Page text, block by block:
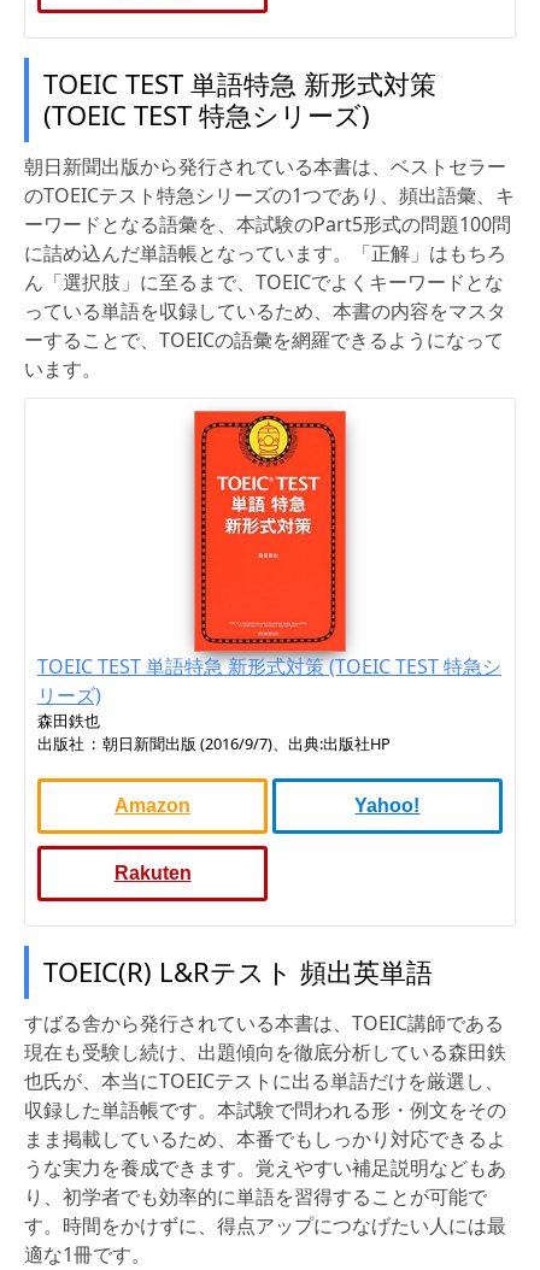
TOEIC TEST 単語特急 新形式対策
(TOEIC TEST 特急シリーズ)
朝日新聞出版から発行されている本書は、ベストセラー
のTOEICテスト特急シリーズの1つであり、頻出語彙、キ
ーワードとなる語彙を、本試験のPart5形式の問題100問
に詰め込んだ単語帳となっています。「正解」はもちろ
ん「選択肢」に至るまで、TOEICでよくキーワードとな
っている単語を収録しているため、本書の内容をマスタ
ーすることで、TOEICの語彙を網羅できるようになって
います。
TOEIC TEST 単語特急 新形式対策 (TOEIC TEST 特急シ
リーズ)
森田鉄也
出版社 ‏ : ‎ 朝日新聞出版 (2016/9/7)、出典:出版社HP
Amazon Yahoo!
Rakuten
TOEIC(R) L&Rテスト 頻出英単語
すばる舎から発行されている本書は、TOEIC講師である
現在も受験し続け、出題傾向を徹底分析している森田鉄
也氏が、本当にTOEICテストに出る単語だけを厳選し、
収録した単語帳です。本試験で問われる形・例文をその
まま掲載しているため、本番でもしっかり対応できるよ
うな実力を養成できます。覚えやすい補足説明などもあ
り、初学者でも効率的に単語を習得することが可能で
す。時間をかけずに、得点アップにつなげたい人には最
適な1冊です。